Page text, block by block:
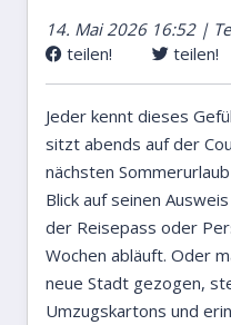
14. Mai 2026 16:52 |
teilen!
teilen!
Jeder kennt dieses
sitzt abends auf der
nächsten
Blick auf seinen
der Reisepass oder
Wochen abläuft. Oder
neue Stadt gezogen,
Umzugskartons und